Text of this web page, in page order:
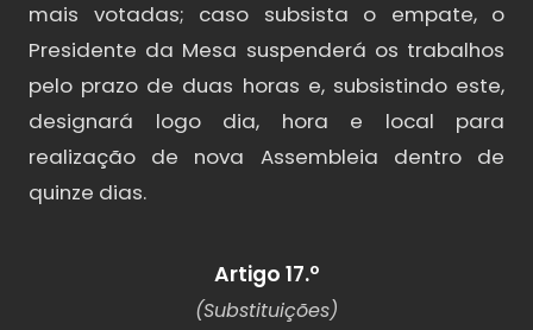
mais votadas; caso subsista o empate, o
Presidente da Mesa suspenderá os trabalhos
pelo prazo de duas horas e, subsistindo este,
designará logo dia, hora e local para
realização de nova Assembleia dentro de
quinze dias.
Artigo 17.º
(Substituições)